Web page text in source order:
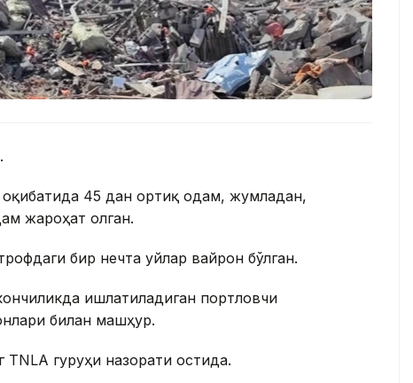
45 дан ортиқ одам, жумладан,
жароҳат олган.
бир нечта уйлар вайрон бўлган.
ишлатиладиган портловчи
билан машҳур.
TNLA гуруҳи назорати остида.